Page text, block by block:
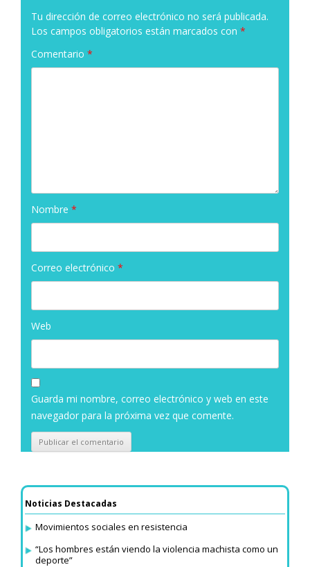
Tu dirección de correo electrónico no será publicada.
Los campos obligatorios están marcados con *
Comentario *
Nombre *
Correo electrónico *
Web
Guarda mi nombre, correo electrónico y web en este
navegador para la próxima vez que comente.
Noticias Destacadas
Movimientos sociales en resistencia
“Los hombres están viendo la violencia machista como un
deporte”